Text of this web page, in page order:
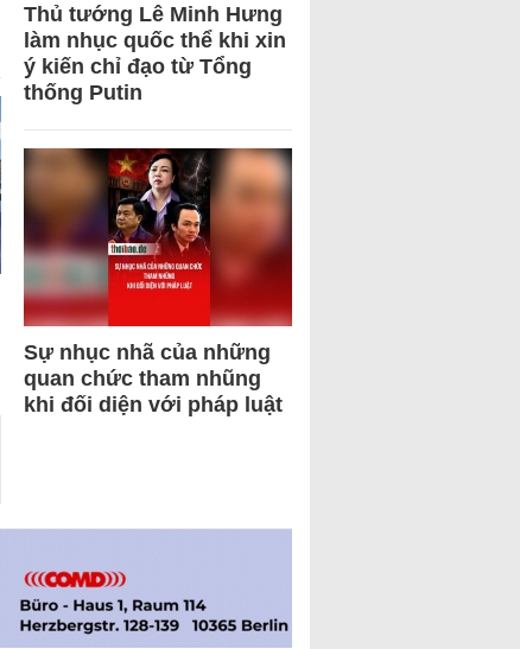
Thủ tướng Lê Minh Hưng
làm nhục quốc thể khi xin
ý kiến chỉ đạo từ Tổng
thống Putin
Sự nhục nhã của những
quan chức tham nhũng
khi đối diện với pháp luật